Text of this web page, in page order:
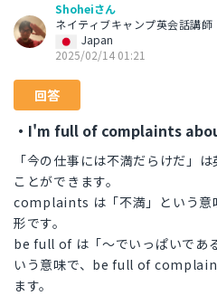
Shoheiさん
ネイティブキャンプ英会話講師
Japan
2025/02/14 01:21
回答
・I'm full of complaints
「今の仕事には不満だらけだ」
ことができます。
complaints は「不満」という
形です。
be full of は「〜でいっぱいであ
いう意味で、be full of
ます。